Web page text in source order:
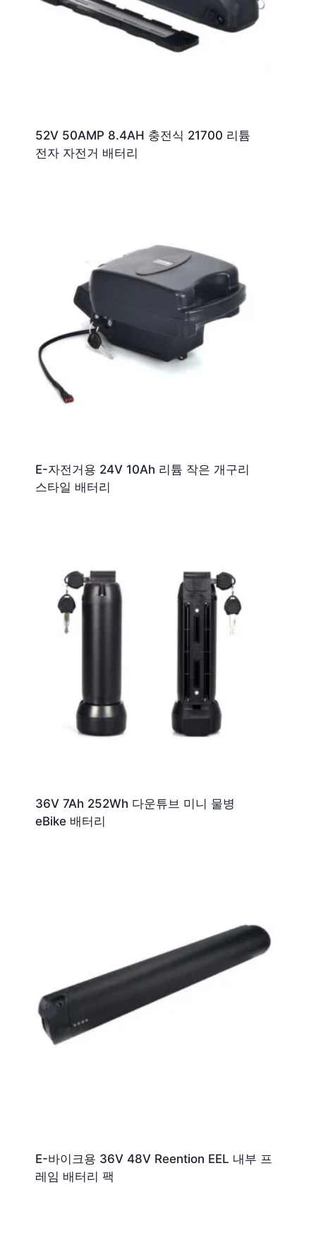
52V 50AMP 8.4AH 충전식 21700 리튬
전자 자전거 배터리
E-자전거용 24V 10Ah 리튬 작은 개구리
스타일 배터리
36V 7Ah 252Wh 다운튜브 미니 물병
eBike 배터리
E-바이크용 36V 48V Reention EEL 내부 프
레임 배터리 팩